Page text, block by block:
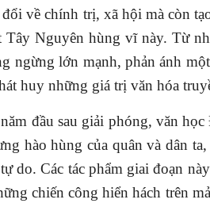
về chính trị, xã hội mà còn
Tây Nguyên hùng vĩ này. Từ
ngừng lớn mạnh, phản ánh
huy những giá trị văn hóa
đầu sau giải phóng, văn học
hào hùng của quân và dân
do. Các tác phẩm giai đoạn
chiến công hiển hách trên